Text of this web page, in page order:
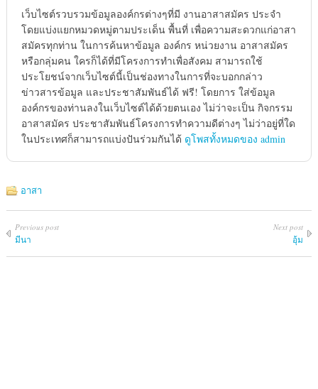
เว็บไซต์รวบรวมข้อมูลองค์กรต่างๆที่มี งานอาสาสมัคร ประจำ
โดยแบ่งแยกหมวดหมู่ตามประเด็น พื้นที่ เพื่อความสะดวกแก่อาสา
สมัครทุกท่าน ในการค้นหาข้อมูล องค์กร หน่วยงาน อาสาสมัคร
หรือกลุ่มคน ใครก็ได้ที่มีโครงการทำเพื่อสังคม สามารถใช้
ประโยชน์จากเว็บไซต์นี้เป็นช่องทางในการที่จะบอกกล่าว
ข่าวสารข้อมูล และประชาสัมพันธ์ได้ ฟรี! โดยการ ใส่ข้อมูล
องค์กรของท่านลงในเว็บไซต์ได้ด้วยตนเอง ไม่ว่าจะเป็น กิจกรรม
อาสาสมัคร ประชาสัมพันธ์โครงการทำความดีต่างๆ ไม่ว่าอยู่ที่ใด
ในประเทศก็สามารถแบ่งปันร่วมกันได้ ดูโพสทั้งหมดของ admin
อาสา
Previous post
มีนา
Next post
อุ้ม